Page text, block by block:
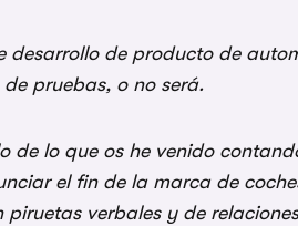
desarrollo de producto de
pruebas, o no será.
de lo que os he venido
el fin de la marca de
verbales y de